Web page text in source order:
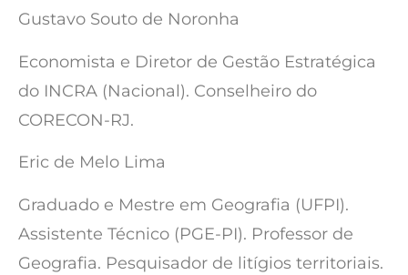
Gustavo Souto de Noronha
Economista e Diretor de Gestão Estratégica
do INCRA (Nacional). Conselheiro do
CORECON-RJ.
Eric de Melo Lima
Graduado e Mestre em Geografia (UFPI).
Assistente Técnico (PGE-PI). Professor de
Geografia. Pesquisador de litígios territoriais.